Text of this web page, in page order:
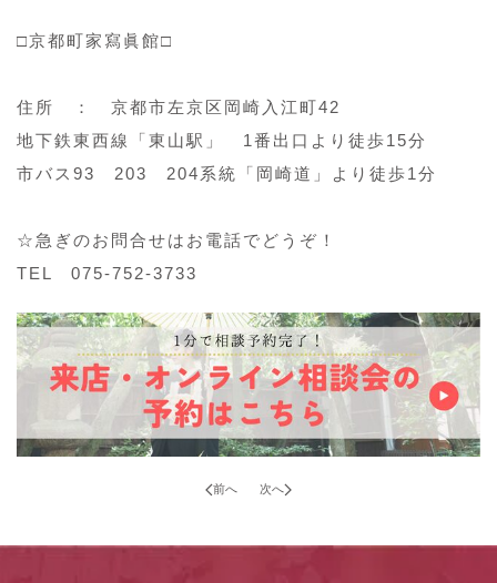
□京都町家寫眞館□
住所 ： 京都市左京区岡崎入江町42
地下鉄東西線「東山駅」 1番出口より徒歩15分
市バス93 203 204系統「岡崎道」より徒歩1分
☆急ぎのお問合せはお電話でどうぞ！
TEL 075-752-3733
前へ 次へ